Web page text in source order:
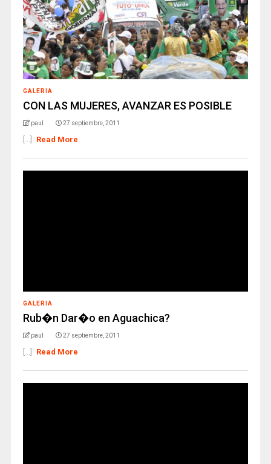
GALERIA
CON LAS MUJERES, AVANZAR ES POSIBLE
paul 27 septiembre, 2011
[...] Read More
GALERIA
Rub�n Dar�o en Aguachica?
paul 27 septiembre, 2011
[...] Read More